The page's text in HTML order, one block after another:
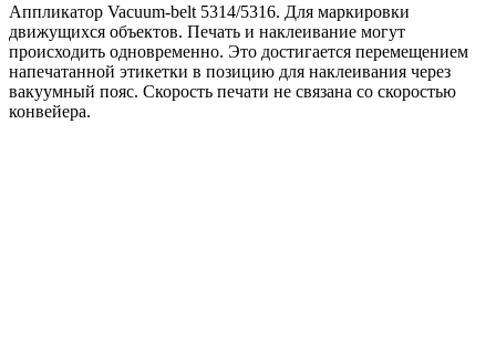
Аппликатор Vacuum-belt 5314/5316. Для маркировки
движущихся объектов. Печать и наклеивание могут
происходить одновременно. Это достигается перемещением
напечатанной этикетки в позицию для наклеивания через
вакуумный пояс. Скорость печати не связана со скоростью
конвейера.